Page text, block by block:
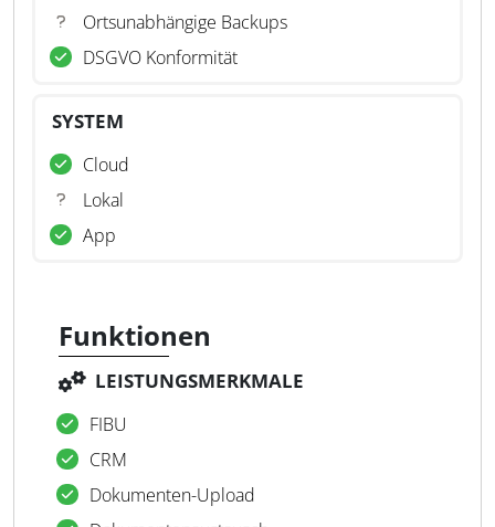
Ortsunabhängige Backups
DSGVO Konformität
SYSTEM
Cloud
Lokal
App
Funktionen
LEISTUNGSMERKMALE
FIBU
CRM
Dokumenten-Upload